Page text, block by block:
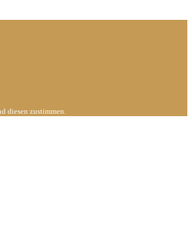
diesen zustimmen.